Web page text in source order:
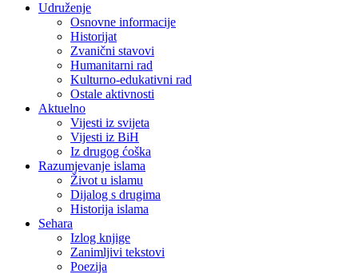
Udruženje
Osnovne informacije
Historijat
Zvanični stavovi
Humanitarni rad
Kulturno-edukativni rad
Ostale aktivnosti
Aktuelno
Vijesti iz svijeta
Vijesti iz BiH
Iz drugog ćoška
Razumjevanje islama
Život u islamu
Dijalog s drugima
Historija islama
Sehara
Izlog knjige
Zanimljivi tekstovi
Poezija